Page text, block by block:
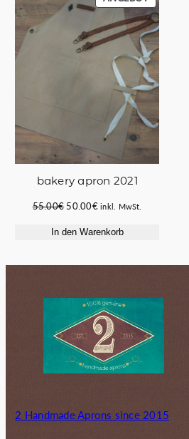
IM
ANGEBOT
bakery apron 2021
55.00€ Ursprünglicher
war:
50.00€Aktueller
ist:
inkl. MwSt.
In den Warenkorb
2 Handmade Aprons since 2015